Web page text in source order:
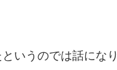
いうのでは話になり